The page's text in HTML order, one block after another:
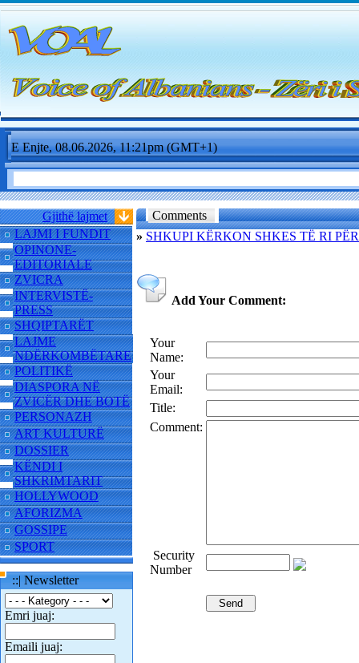
E Enjte, 08.06.2026, 11:21pm (GMT+1)
Gjithë lajmet
LAJMI I FUNDIT
OPINONE-
EDITORIALE
ZVICRA
INTERVISTË-
PRESS
SHQIPTARËT
LAJME
NDËRKOMBËTARE
POLITIKË
DIASPORA NË
ZVICËR DHE BOTË
PERSONAZH
ART KULTURË
DOSSIER
KËNDI I
SHKRIMTARIT
HOLLYWOOD
AFORIZMA
GOSSIPE
SPORT
::| Newsletter
Emri juaj:
Emaili juaj:
Comments
» SHKUPI KËRKON SHKES TË RI
Add Your Comment:
Your
Name:
Your
Email:
Title:
Comment:
Security
Number